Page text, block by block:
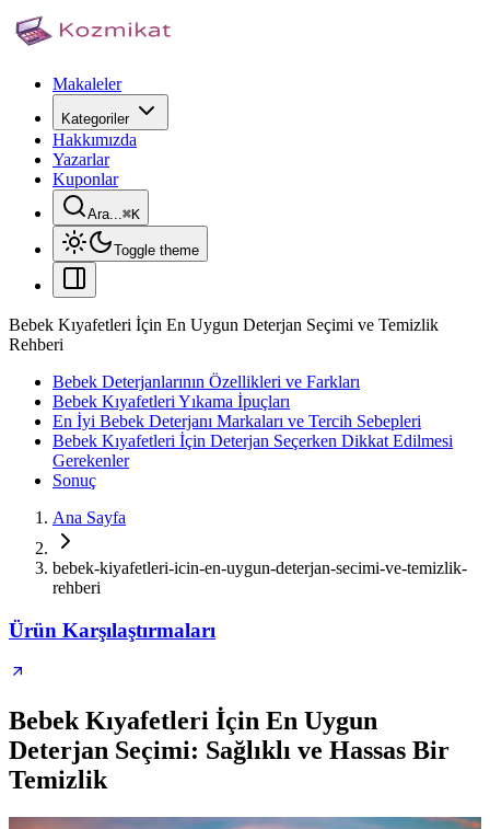
Makaleler
Kategoriler
Hakkımızda
Yazarlar
Kuponlar
Ara...⌘K
Toggle theme
Bebek Kıyafetleri İçin En Uygun Deterjan Seçimi ve Temizlik
Rehberi
Bebek Deterjanlarının Özellikleri ve Farkları
Bebek Kıyafetleri Yıkama İpuçları
En İyi Bebek Deterjanı Markaları ve Tercih Sebepleri
Bebek Kıyafetleri İçin Deterjan Seçerken Dikkat Edilmesi
Gerekenler
Sonuç
Ana Sayfa
bebek-kiyafetleri-icin-en-uygun-deterjan-secimi-ve-temizlik-
rehberi
Ürün Karşılaştırmaları
Bebek Kıyafetleri İçin En Uygun
Deterjan Seçimi: Sağlıklı ve Hassas Bir
Temizlik